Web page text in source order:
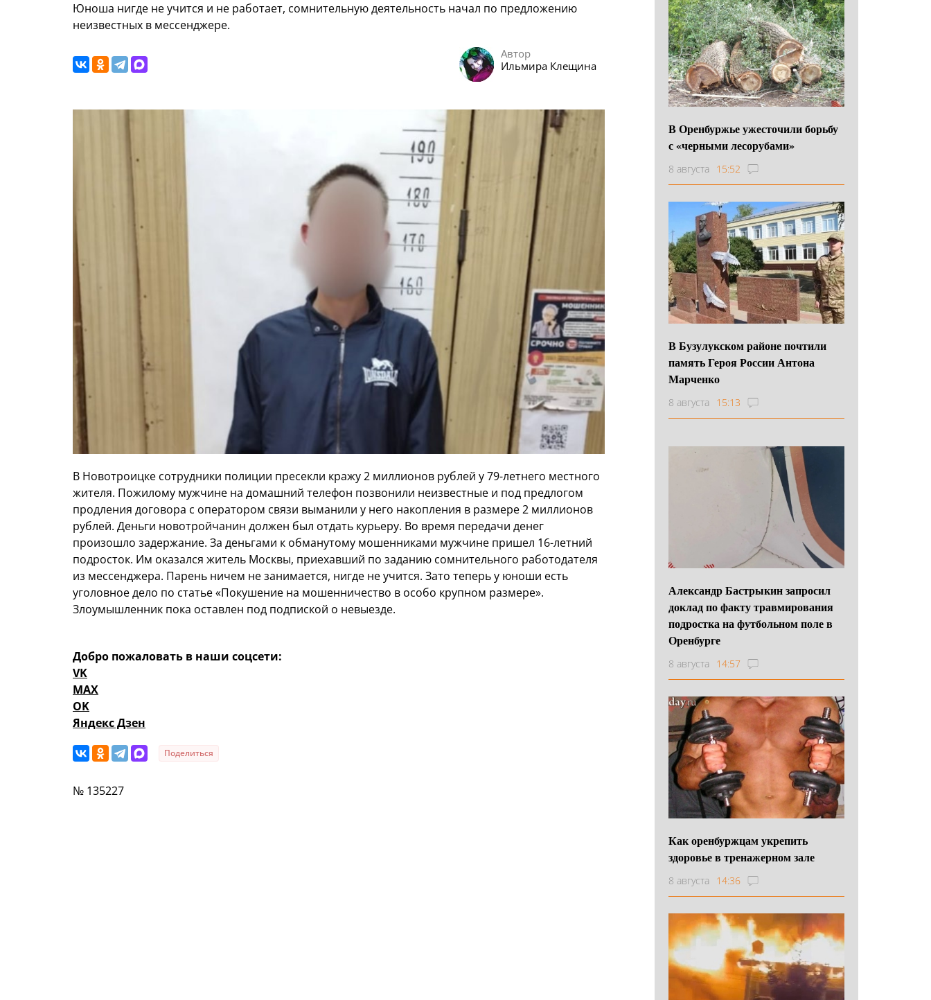
Юноша нигде не учится и не работает, сомнительную деятельность начал по предложению
неизвестных в мессенджере.
Автор
Ильмира Клещина
В Новотроицке сотрудники полиции пресекли кражу 2 миллионов рублей у 79-летнего местного
жителя. Пожилому мужчине на домашний телефон позвонили неизвестные и под предлогом
продления договора с оператором связи выманили у него накопления в размере 2 миллионов
рублей. Деньги новотройчанин должен был отдать курьеру. Во время передачи денег
произошло задержание. За деньгами к обманутому мошенниками мужчине пришел 16-летний
подросток. Им оказался житель Москвы, приехавший по заданию сомнительного работодателя
из мессенджера. Парень ничем не занимается, нигде не учится. Зато теперь у юноши есть
уголовное дело по статье «Покушение на мошенничество в особо крупном размере».
Злоумышленник пока оставлен под подпиской о невыезде.
Добро пожаловать в наши соцсети:
VK
MAX
OK
Яндекс Дзен
Поделиться
№ 135227
В Оренбуржье ужесточили борьбу
с «черными лесорубами»
8 августа 15:52
В Бузулукском районе почтили
память Героя России Антона
Марченко
8 августа 15:13
Александр Бастрыкин запросил
доклад по факту травмирования
подростка на футбольном поле в
Оренбурге
8 августа 14:57
Как оренбуржцам укрепить
здоровье в тренажерном зале
8 августа 14:36